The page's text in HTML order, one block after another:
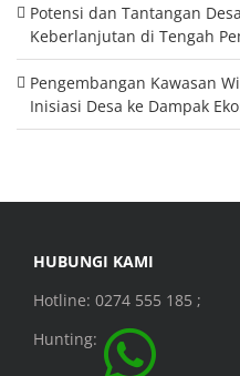
Potensi dan Tantangan
Keberlanjutan di Tengah
Pengembangan Kawasan
Inisiasi Desa ke Dampak
HUBUNGI KAMI
Hotline: 0274 555 185 ;
Hunting: